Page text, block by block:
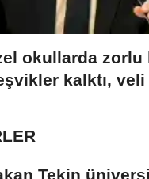
okullarda zorlu
kalktı,
Tekin